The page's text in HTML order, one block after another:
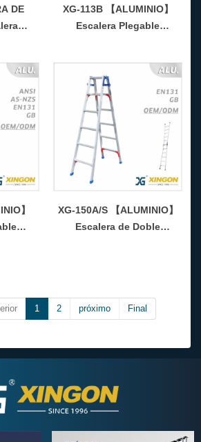
DE
XG-113B 【ALUMINIO】
Escalera Plegable
】
XG-150A/S 【ALUMINIO】
Escalera de Doble
1 2 próximo Final